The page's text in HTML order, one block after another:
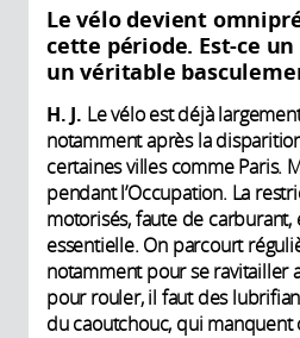
Le vélo devient
cette période. Est-ce
un véritable
H. J. Le vélo est déjà
notamment après la
certaines villes comme Paris.
pendant l’Occupation. La
motorisés, faute de
essentielle. On parcourt
notamment pour se ravitailler
pour rouler, il faut des
du caoutchouc, qui manquent